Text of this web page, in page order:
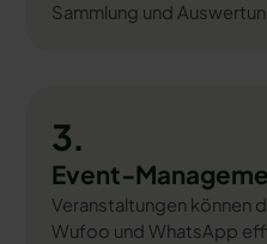
Sammlung und
3.
Event-
Veranstaltungen können
Wufoo und WhatsApp